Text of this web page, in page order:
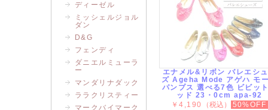
エナメル&リボン バレエシ
ズ Ageha Mode アゲハ モ
パンプス 選べる7色 ビビッ
ッド 23・0cm apa-92
￥4,190
（税込）
50%OFF
ディーゼル
ミッシェルジョル
ダン
D&G
フェンディ
ダニエルミューラ
ー
マンダリナダック
ララクリスティー
マークバイマーク